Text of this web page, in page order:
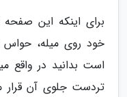
برای اینکه این صفحه
خود روی میله، حواس
است بدانید در واقع
تردست جلوی آن